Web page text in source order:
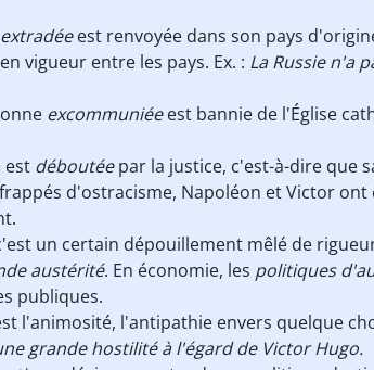
extradéeest renvoyée dans son pays
vigueur entre les pays. Ex. : La Russie n'a
excommuniéeest bannie de l'Église
est déboutéepar la justice, c'est-à-dire que
d'ostracisme, Napoléon et Victor
un certain dépouillement mêlé de
austérité. En économie, les politiques
publiques.
l'animosité, l'antipathie envers quelque
grande hostilité à l'égard de Victor Hugo.